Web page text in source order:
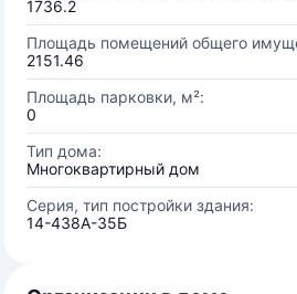
1736.2
Площадь помещений общего
2151.46
Площадь парковки, м²:
0
Тип дома:
Многоквартирный дом
Серия, тип постройки здания:
14-438А-35Б